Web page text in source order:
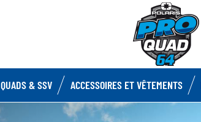
QUADS & SSV ACCESSOIRES ET VÊTEMENTS